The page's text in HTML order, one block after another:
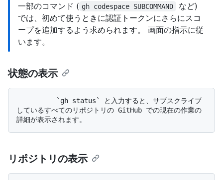
一部のコマンド ( gh codespace SUBCOMMAND
など)
では、初めて使うときに認証トークンにさらにスコ
ープを追加するよう求められます。 画面の指示に従
います。
状態の表示
しているすべてのリポジトリの GitHub での現在の作業の
リポジトリの表示